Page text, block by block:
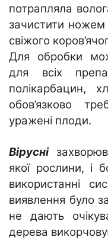
потрапляла
зачистити
свіжого
Для обробки
для всіх
полікарбацин,
обов’язково
уражені плоди.
Вірусні
якої рослини, і
використанні
виявлення було
не дають
дерева